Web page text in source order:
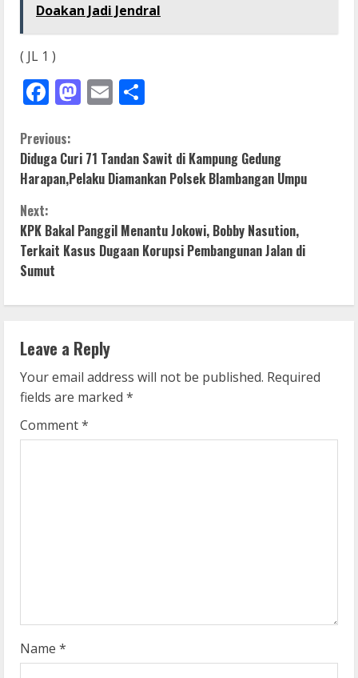
Doakan Jadi Jendral
( JL 1 )
Facebook
Mastodon
Email
C
o
n
t
i
n
u
e
R
e
g
Previous:
Diduga Curi 71 Tandan Sawit di Kampung Gedung
Harapan,Pelaku Diamankan Polsek Blambangan Umpu
Next:
KPK Bakal Panggil Menantu Jokowi, Bobby Nasution,
Terkait Kasus Dugaan Korupsi Pembangunan Jalan di
Sumut
Leave a Reply
Your email address will not be published. Required
fields are marked *
Comment*
Name *